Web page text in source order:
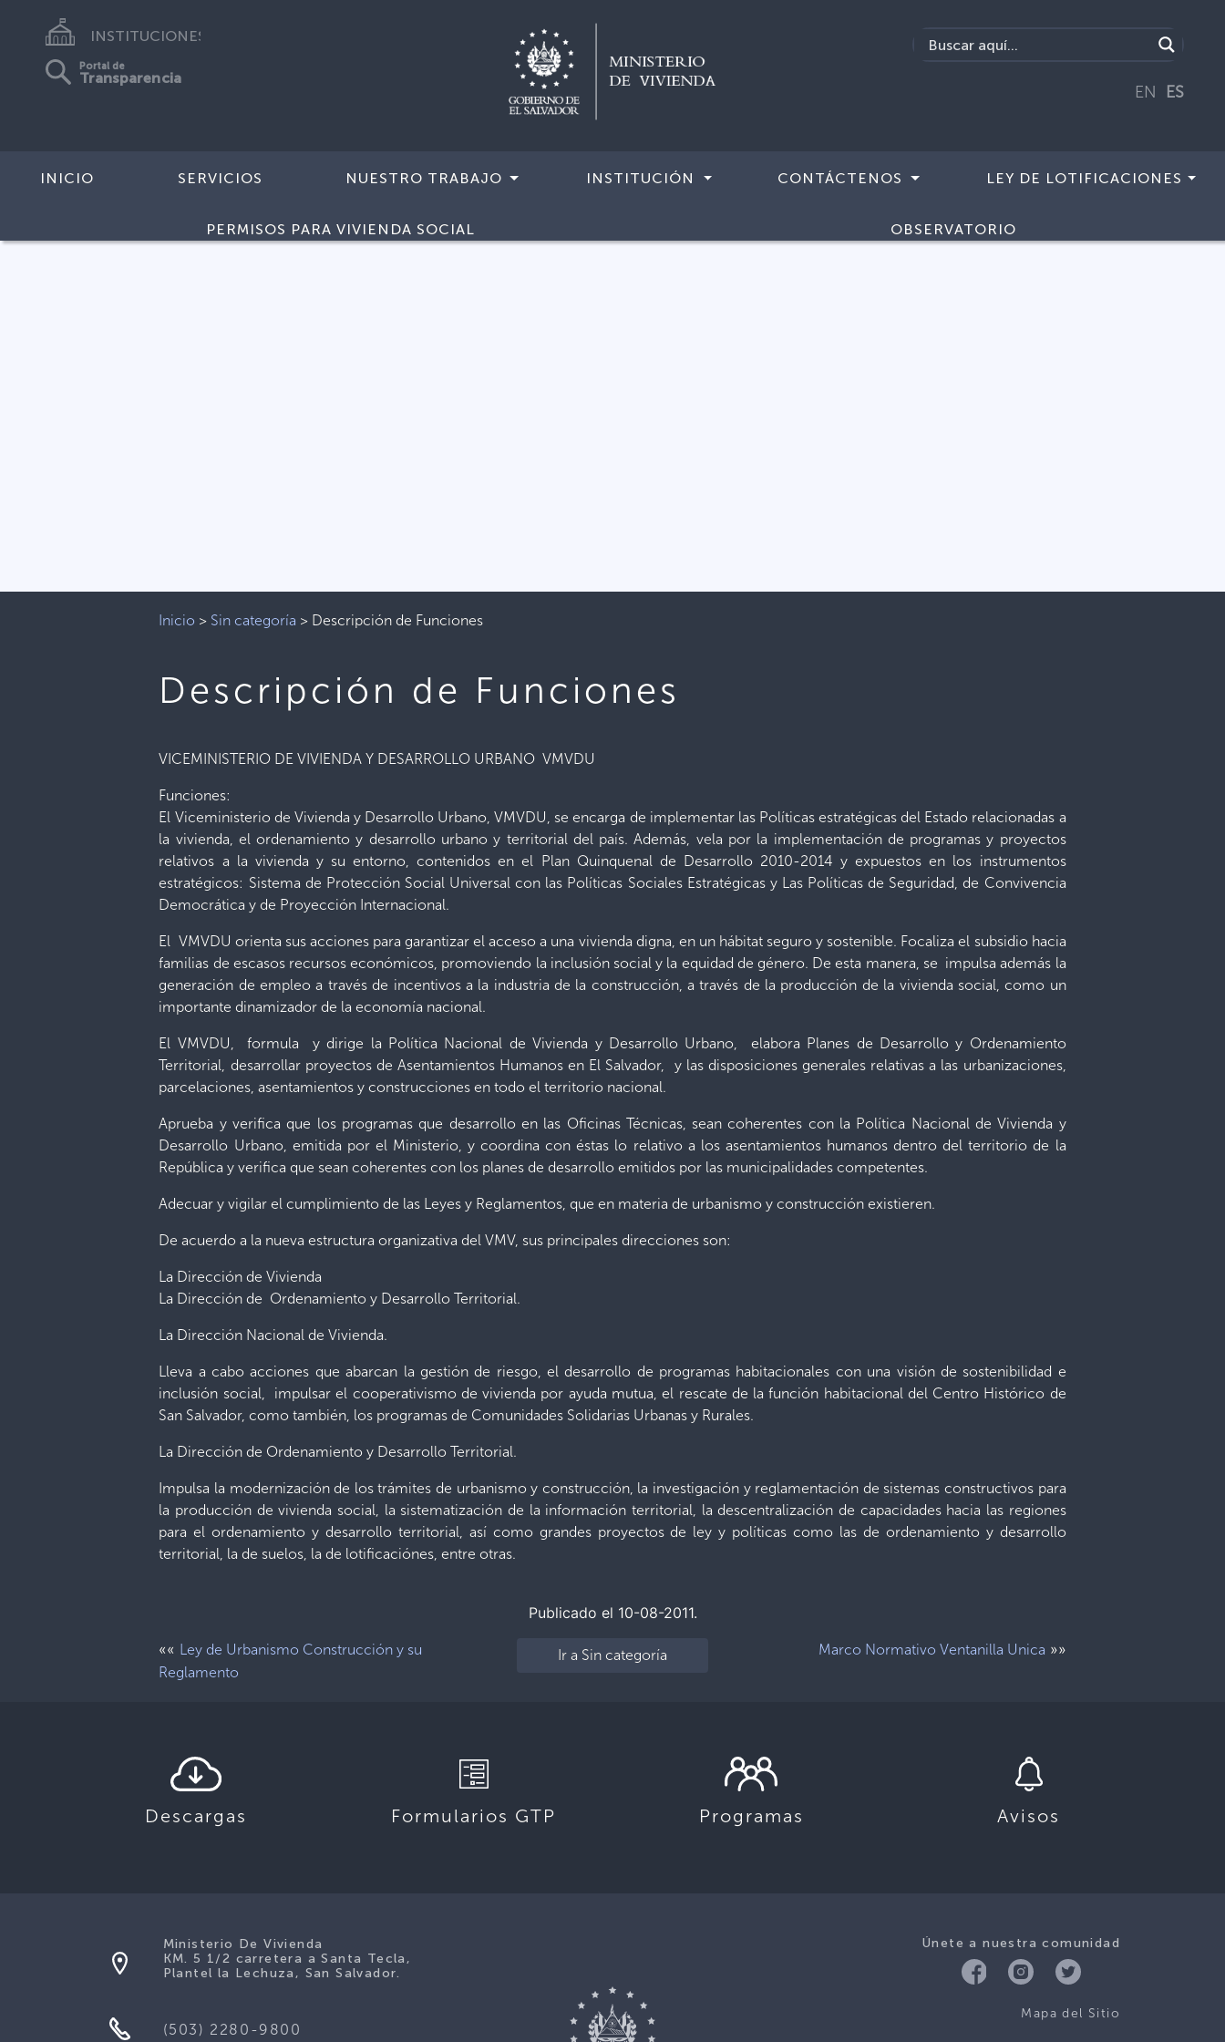
INSTITUCIONES
Portal de
Transparencia
EN ES
INICIO SERVICIOS NUESTRO TRABAJO INSTITUCIÓN CONTÁCTENOS LEY DE LOTIFICACIONES
PERMISOS PARA VIVIENDA SOCIAL OBSERVATORIO
Inicio > Sin categoría > Descripción de Funciones
Descripción de Funciones
VICEMINISTERIO DE VIVIENDA Y DESARROLLO URBANO VMVDU
Funciones:
El Viceministerio de Vivienda y Desarrollo Urbano, VMVDU, se encarga de implementar las Políticas estratégicas del Estado relacionadas a
la vivienda, el ordenamiento y desarrollo urbano y territorial del país. Además, vela por la implementación de programas y proyectos
relativos a la vivienda y su entorno, contenidos en el Plan Quinquenal de Desarrollo 2010-2014 y expuestos en los instrumentos
estratégicos: Sistema de Protección Social Universal con las Políticas Sociales Estratégicas y Las Políticas de Seguridad, de Convivencia
Democrática y de Proyección Internacional.
El VMVDU orienta sus acciones para garantizar el acceso a una vivienda digna, en un hábitat seguro y sostenible. Focaliza el subsidio hacia
familias de escasos recursos económicos, promoviendo la inclusión social y la equidad de género. De esta manera, se impulsa además la
generación de empleo a través de incentivos a la industria de la construcción, a través de la producción de la vivienda social, como un
importante dinamizador de la economía nacional.
El VMVDU, formula y dirige la Política Nacional de Vivienda y Desarrollo Urbano, elabora Planes de Desarrollo y Ordenamiento
Territorial, desarrollar proyectos de Asentamientos Humanos en El Salvador, y las disposiciones generales relativas a las urbanizaciones,
parcelaciones, asentamientos y construcciones en todo el territorio nacional.
Aprueba y verifica que los programas que desarrollo en las Oficinas Técnicas, sean coherentes con la Política Nacional de Vivienda y
Desarrollo Urbano, emitida por el Ministerio, y coordina con éstas lo relativo a los asentamientos humanos dentro del territorio de la
República y verifica que sean coherentes con los planes de desarrollo emitidos por las municipalidades competentes.
Adecuar y vigilar el cumplimiento de las Leyes y Reglamentos, que en materia de urbanismo y construcción existieren.
De acuerdo a la nueva estructura organizativa del VMV, sus principales direcciones son:
La Dirección de Vivienda
La Dirección de Ordenamiento y Desarrollo Territorial.
La Dirección Nacional de Vivienda.
Lleva a cabo acciones que abarcan la gestión de riesgo, el desarrollo de programas habitacionales con una visión de sostenibilidad e
inclusión social, impulsar el cooperativismo de vivienda por ayuda mutua, el rescate de la función habitacional del Centro Histórico de
San Salvador, como también, los programas de Comunidades Solidarias Urbanas y Rurales.
La Dirección de Ordenamiento y Desarrollo Territorial.
Impulsa la modernización de los trámites de urbanismo y construcción, la investigación y reglamentación de sistemas constructivos para
la producción de vivienda social, la sistematización de la información territorial, la descentralización de capacidades hacia las regiones
para el ordenamiento y desarrollo territorial, así como grandes proyectos de ley y políticas como las de ordenamiento y desarrollo
territorial, la de suelos, la de lotificaciónes, entre otras.
Publicado el 10-08-2011.
«« Ley de Urbanismo Construcción y su
Reglamento
Ir a Sin categoría Marco Normativo Ventanilla Unica »»
Descargas Formularios GTP Programas Avisos
Únete a nuestra comunidad
Mapa del Sitio
Ministerio De Vivienda
KM. 5 1/2 carretera a Santa Tecla,
Plantel la Lechuza, San Salvador.
(503) 2280-9800